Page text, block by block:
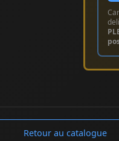
Retour au catalogue